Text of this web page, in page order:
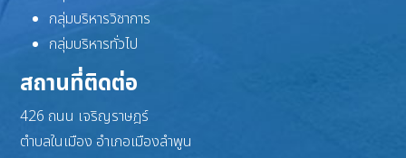
กลุ่มบริหารวิชาการ
กลุ่มบริหารทั่วไป
สถานที่ติดต่อ
426 ถนน เจริญราษฎร์
ตำบลในเมือง อำเภอเมืองลำพูน